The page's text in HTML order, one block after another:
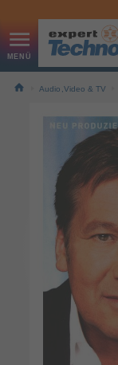
Audio,Video & TV